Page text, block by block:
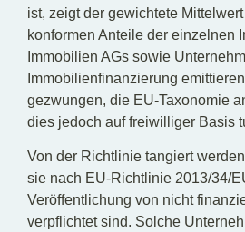
ist, zeigt der gewichtete
konformen Anteile der einzelnen
Immobilien AGs sowie
Immobilienfinanzierung
gezwungen, die EU-Taxonomie
dies jedoch auf freiwilliger Basis
Von der Richtlinie tangiert
sie nach EU-Richtlinie 2013/34/
Veröffentlichung von nicht
verpflichtet sind. Solche